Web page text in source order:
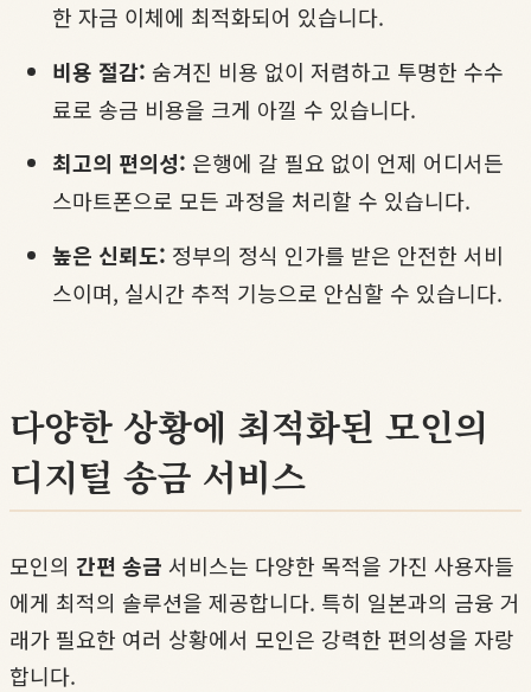
한 자금 이체에 최적화되어 있습니다.
비용 절감: 숨겨진 비용 없이 저렴하고 투명한 수수
료로 송금 비용을 크게 아낄 수 있습니다.
최고의 편의성: 은행에 갈 필요 없이 언제 어디서든
스마트폰으로 모든 과정을 처리할 수 있습니다.
높은 신뢰도: 정부의 정식 인가를 받은 안전한 서비
스이며, 실시간 추적 기능으로 안심할 수 있습니다.
다양한 상황에 최적화된 모인의
디지털 송금 서비스
모인의 간편 송금 서비스는 다양한 목적을 가진 사용자들
에게 최적의 솔루션을 제공합니다. 특히 일본과의 금융 거
래가 필요한 여러 상황에서 모인은 강력한 편의성을 자랑
합니다.